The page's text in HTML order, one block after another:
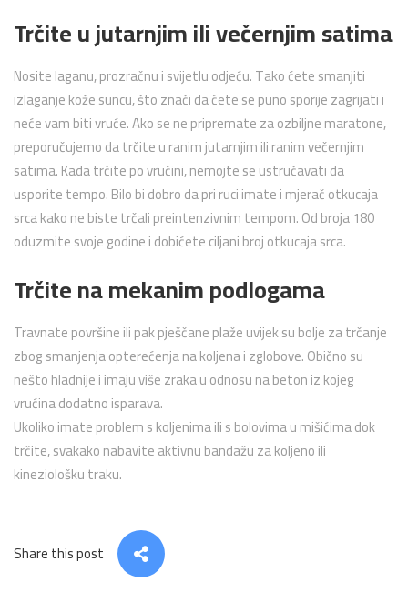
Trčite u jutarnjim ili večernjim satima
Nosite laganu, prozračnu i svijetlu odjeću. Tako ćete smanjiti
izlaganje kože suncu, što znači da ćete se puno sporije zagrijati i
neće vam biti vruće. Ako se ne pripremate za ozbiljne maratone,
preporučujemo da trčite u ranim jutarnjim ili ranim večernjim
satima. Kada trčite po vrućini, nemojte se ustručavati da
usporite tempo. Bilo bi dobro da pri ruci imate i mjerač otkucaja
srca kako ne biste trčali preintenzivnim tempom. Od broja 180
oduzmite svoje godine i dobićete ciljani broj otkucaja srca.
Trčite na mekanim podlogama
Travnate površine ili pak pješčane plaže uvijek su bolje za trčanje
zbog smanjenja opterećenja na koljena i zglobove. Obično su
nešto hladnije i imaju više zraka u odnosu na beton iz kojeg
vrućina dodatno isparava.
Ukoliko imate problem s koljenima ili s bolovima u mišićima dok
trčite, svakako nabavite aktivnu bandažu za koljeno ili
kineziološku traku.
Share this post